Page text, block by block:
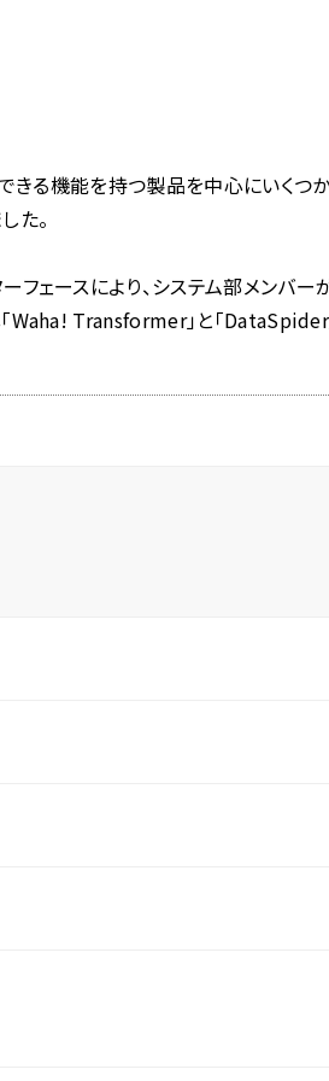
きる機能を持つ製品を中心にいくつ
た。
ェースにより、システム部メンバー
Waha! Transformer」と「DataSpider